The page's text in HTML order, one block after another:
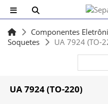
Componentes
Soquetes
UA 7924 (TO-
UA 7924 (TO-220)